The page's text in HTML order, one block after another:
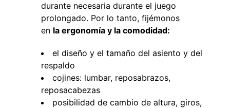
durante necesaria durante el juego
prolongado. Por lo tanto, fijémonos
en la ergonomía y la comodidad:
el diseño y el tamaño del asiento y del
respaldo
cojines: lumbar, reposabrazos,
reposacabezas
posibilidad de cambio de altura, giros,